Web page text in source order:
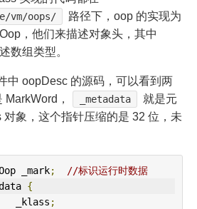
vm/oops/
路径下，oop 的实现为
，他们来描述对象头，其中
数组类型。
中 oopDesc 的源码，可以看到两
MarkWord， _metadata
就是元
象，这个指针压缩的是 32 位，未
_mark;
//标识运行时数据
{
_klass
;